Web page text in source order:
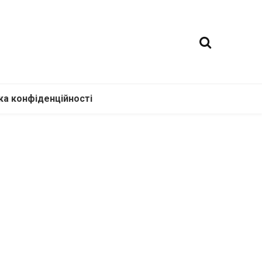
конфіденційності